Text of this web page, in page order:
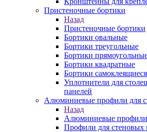
Пристеночные бортики
Назад
Пристеночные бортики
Бортики овальные
Бортики треугольные
Бортики
Бортики квадратные
Бортики самоклеящиеся
Уплотнители для
панелей
Алюминиевые профили для
Назад
Алюминиевые профили
Профили для стеновых